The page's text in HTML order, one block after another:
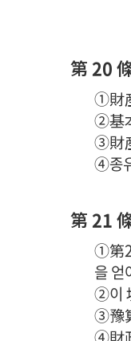
第 20
①財
②基
③財
④종
第 21
①第
을 얻
②이
③豫